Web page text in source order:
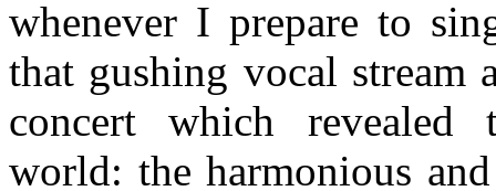
whenever I prepare to
that gushing vocal stream
concert which revealed
world: the harmonious